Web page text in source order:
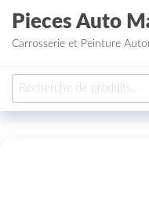
Aller au contenu
Pieces Auto
Carrosserie et Peinture
Recherche pour :